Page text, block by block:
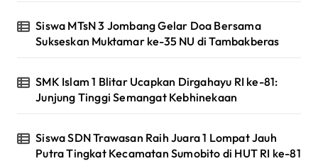
Siswa MTsN 3 Jombang Gelar Doa Bersama
Sukseskan Muktamar ke-35 NU di Tambakberas
SMK Islam 1 Blitar Ucapkan Dirgahayu RI ke-81:
Junjung Tinggi Semangat Kebhinekaan
Siswa SDN Trawasan Raih Juara 1 Lompat Jauh
Putra Tingkat Kecamatan Sumobito di HUT RI ke-81